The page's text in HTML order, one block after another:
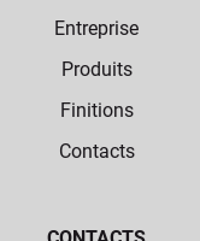
Entreprise
Produits
Finitions
Contacts